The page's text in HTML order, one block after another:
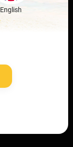
English